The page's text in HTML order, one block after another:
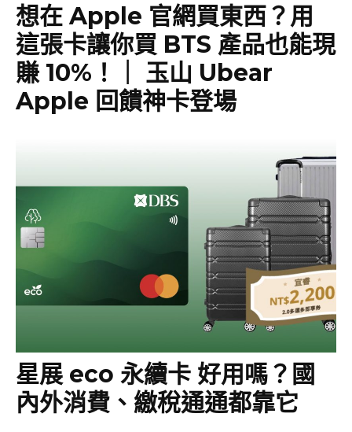
想在 Apple 官網買東西？用
這張卡讓你買 BTS 產品也能現
賺 10%！｜ 玉山 Ubear
Apple 回饋神卡登場
星展 eco 永續卡 好用嗎？國
內外消費、繳稅通通都靠它